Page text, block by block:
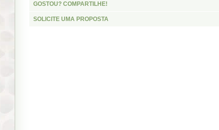
GOSTOU? COMPARTILHE!
SOLICITE UMA PROPOSTA